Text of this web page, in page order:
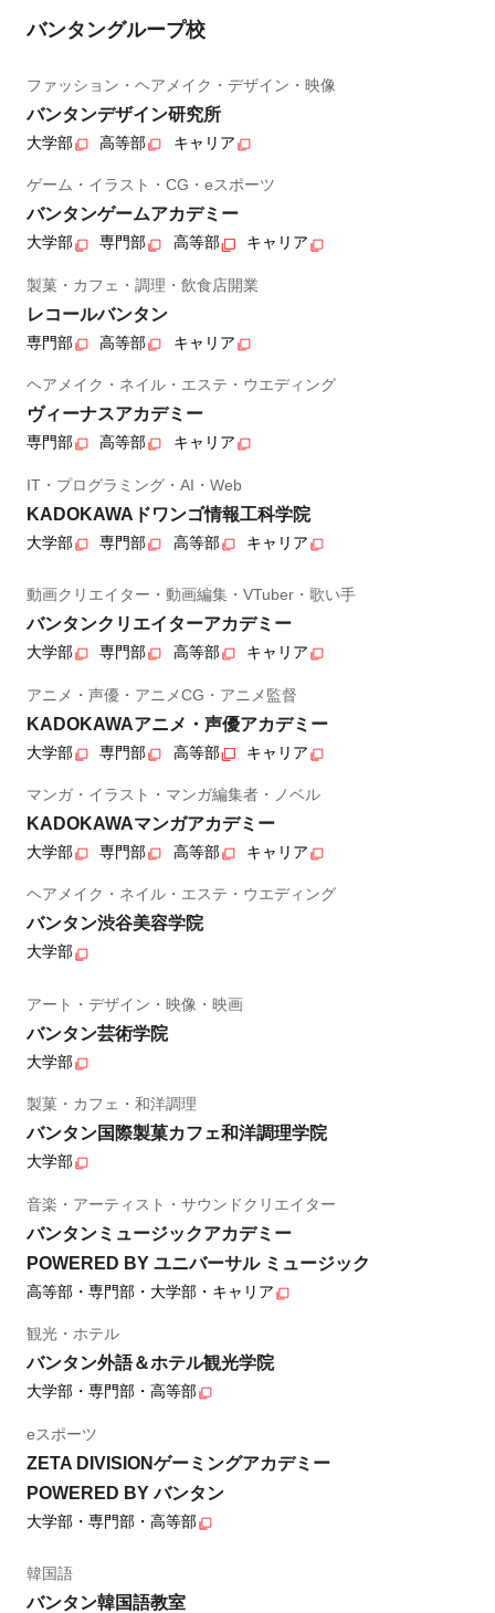
バンタングループ校
ファッション・ヘアメイク・デザイン・映像
バンタンデザイン研究所
大学部 高等部 キャリア
ゲーム・イラスト・CG・eスポーツ
バンタンゲームアカデミー
大学部 専門部 高等部 キャリア
製菓・カフェ・調理・飲食店開業
レコールバンタン
専門部 高等部 キャリア
ヘアメイク・ネイル・エステ・ウエディング
ヴィーナスアカデミー
専門部 高等部 キャリア
IT・プログラミング・AI・Web
KADOKAWAドワンゴ情報工科学院
大学部 専門部 高等部 キャリア
動画クリエイター・動画編集・VTuber・歌い手
バンタンクリエイターアカデミー
大学部 専門部 高等部 キャリア
アニメ・声優・アニメCG・アニメ監督
KADOKAWAアニメ・声優アカデミー
大学部 専門部 高等部 キャリア
マンガ・イラスト・マンガ編集者・ノベル
KADOKAWAマンガアカデミー
大学部 専門部 高等部 キャリア
ヘアメイク・ネイル・エステ・ウエディング
バンタン渋谷美容学院
大学部
アート・デザイン・映像・映画
バンタン芸術学院
大学部
製菓・カフェ・和洋調理
バンタン国際製菓カフェ和洋調理学院
大学部
音楽・アーティスト・サウンドクリエイター
バンタンミュージックアカデミー
POWERED BY ユニバーサル ミュージック
高等部・専門部・大学部・キャリア
観光・ホテル
バンタン外語＆ホテル観光学院
大学部・専門部・高等部
eスポーツ
ZETA DIVISIONゲーミングアカデミー
POWERED BY バンタン
大学部・専門部・高等部
韓国語
バンタン韓国語教室